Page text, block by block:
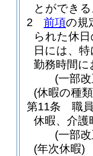
とができ
2
前項の規
られた休
日には、
勤務時間
(一部
(休暇の種
第11条
職
休暇、介護
(一部
(年次休暇)